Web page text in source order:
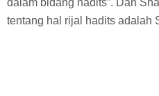
dalam bidang hadits”. Dan
tentang hal rijal hadits adalah